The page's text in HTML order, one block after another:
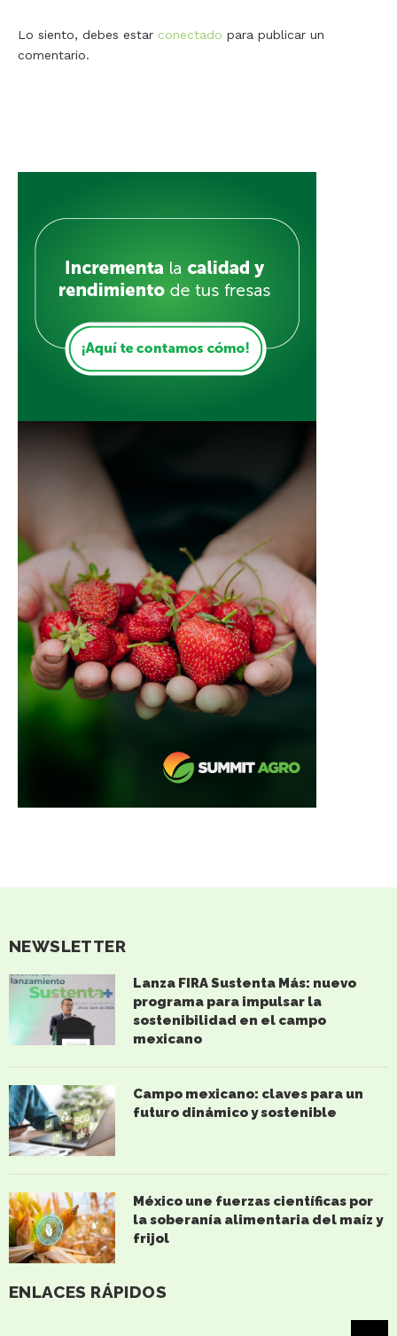
Lo siento, debes estar conectado para publicar un
comentario.
ENLACES RÁPIDOS
NEWSLETTER
Lanza FIRA Sustenta Más: nuevo
programa para impulsar la
sostenibilidad en el campo
mexicano
Campo mexicano: claves para un
futuro dinámico y sostenible
México une fuerzas científicas por
la soberanía alimentaria del maíz y
frijol